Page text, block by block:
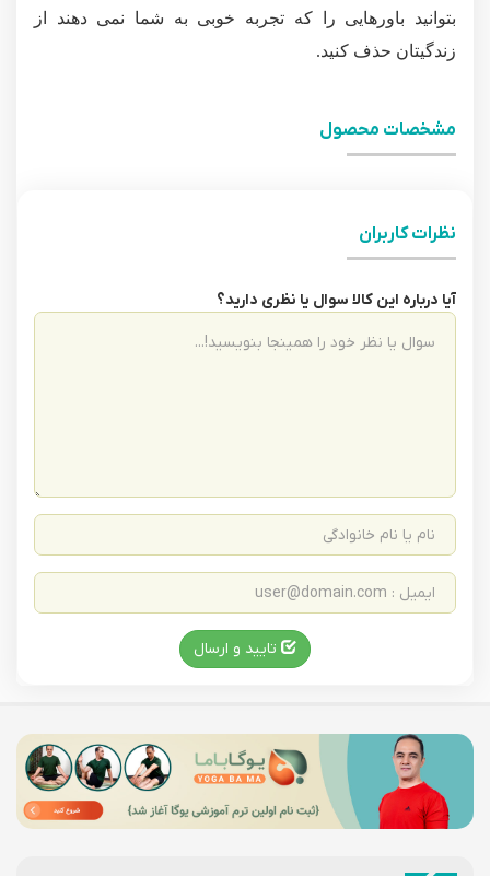
بتوانید باورهایی را که تجربه خوبی به شما نمی دهند از
زندگیتان حذف کنید.
مشخصات محصول
نظرات کاربران
آیا درباره این کالا سوال یا نظری دارید؟